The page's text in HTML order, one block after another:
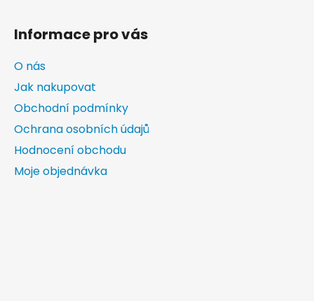
Informace pro vás
O nás
Jak nakupovat
Obchodní podmínky
Ochrana osobních údajů
Hodnocení obchodu
Moje objednávka